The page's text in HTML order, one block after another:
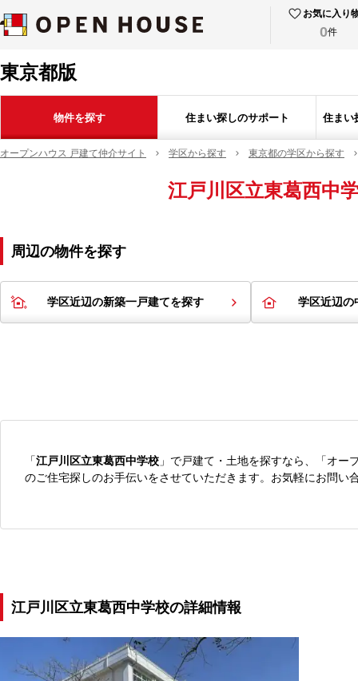
お気に入り
0件
東京都版
物件を探す 住まい探しのサポート 住まい
オープンハウス 戸建て仲介サイト 学区から探す 東京都の学区から探す
江戸川区立東葛西中
周辺の物件を探す
学区近辺の新築一戸建てを探す 学区近辺の
「江戸川区立東葛西中学校 」で戸建て・土地を探すなら、「オー
のご住宅探しのお手伝いをさせていただきます。お気軽にお問い
江戸川区立東葛西中学校の詳細情報